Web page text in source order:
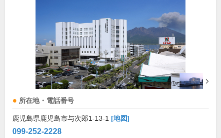
所在地・電話番号
鹿児島県鹿児島市与次郎1-13-1 [地図]
099-252-2228